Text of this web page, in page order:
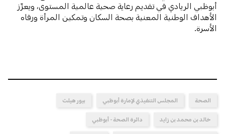
أبوظبي الريادي في تقديم رعاية صحية عالمية المستوى، ويعزّز
الأهداف الوطنية المعنية بصحة السكان وتمكين المرأة ورفاه
الأسرة.
الصحة المجلس التنفيذي لإمارة أبوظبي بيور هيلث
خالد بن محمد بن زايد دائرة الصحة - أبوظبي